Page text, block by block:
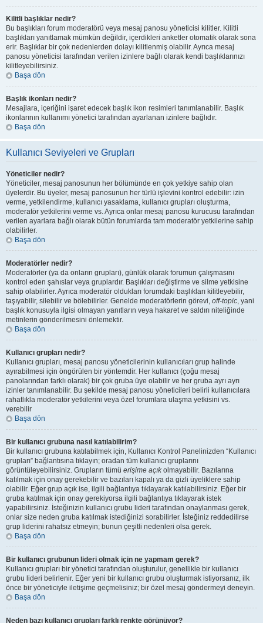
Kilitli başlıklar nedir?
Bu başlıkları forum moderatörü veya mesaj panosu yöneticisi kilitler. Kilitli
başlıkları yanıtlamak mümkün değildir, içerdikleri anketler otomatik olarak sona
erir. Başlıklar bir çok nedenlerden dolayı kilitlenmiş olabilir. Ayrıca mesaj
panosu yöneticisi tarafından verilen izinlere bağlı olarak kendi başlıklarınızı
kilitleyebilirsiniz.
Başa dön
Başlık ikonları nedir?
Mesajlara, içeriğini işaret edecek başlık ikon resimleri tanımlanabilir. Başlık
ikonlarının kullanımı yönetici tarafından ayarlanan izinlere bağlıdır.
Başa dön
Kullanıcı Seviyeleri ve Grupları
Yöneticiler nedir?
Yöneticiler, mesaj panosunun her bölümünde en çok yetkiye sahip olan
üyelerdir. Bu üyeler, mesaj panosunun her türlü işlevini kontrol edebilir: izin
verme, yetkilendirme, kullanıcı yasaklama, kullanıcı grupları oluşturma,
moderatör yetkilerini verme vs. Ayrıca onlar mesaj panosu kurucusu tarafından
verilen ayarlara bağlı olarak bütün forumlarda tam moderatör yetkilerine sahip
olabilirler.
Başa dön
Moderatörler nedir?
Moderatörler (ya da onların grupları), günlük olarak forumun çalışmasını
kontrol eden şahıslar veya gruplardır. Başlıkları değiştirme ve silme yetkisine
sahip olabilirler. Ayrıca moderatör oldukları forumdaki başlıkları kilitleyebilir,
taşıyabilir, silebilir ve bölebilirler. Genelde moderatörlerin görevi, off-topic, yani
başlık konusuyla ilgisi olmayan yanıtların veya hakaret ve saldırı niteliğinde
metinlerin gönderilmesini önlemektir.
Başa dön
Kullanıcı grupları nedir?
Kullanıcı grupları, mesaj panosu yöneticilerinin kullanıcıları grup halinde
ayırabilmesi için öngörülen bir yöntemdir. Her kullanıcı (çoğu mesaj
panolarından farklı olarak) bir çok gruba üye olabilir ve her gruba ayrı ayrı
izinler tanımlanabilir. Bu şekilde mesaj panosu yöneticileri belirli kullanıcılara
rahatlıkla moderatör yetkilerini veya özel forumlara ulaşma yetkisini vs.
verebilir
Başa dön
Bir kullanıcı grubuna nasıl katılabilirim?
Bir kullanıcı grubuna katılabilmek için, Kullanıcı Kontrol Panelinizden “Kullanıcı
grupları” bağlantısına tıklayın; oradan tüm kullanıcı gruplarını
görüntüleyebilirsiniz. Grupların tümü erişime açıkolmayabilir. Bazılarına
katılmak için onay gerekebilir ve bazıları kapalı ya da gizli üyeliklere sahip
olabilir. Eğer grup açık ise, ilgili bağlantıya tıklayarak katılabilirsiniz. Eğer bir
gruba katılmak için onay gerekiyorsa ilgili bağlantıya tıklayarak istek
yapabilirsiniz. İsteğinizin kullanıcı grubu lideri tarafından onaylanması gerek,
onlar size neden gruba katılmak istediğinizi sorabilirler. İsteğiniz reddedilirse
grup liderini rahatsız etmeyin; bunun çeşitli nedenleri olsa gerek.
Başa dön
Bir kullanıcı grubunun lideri olmak için ne yapmam gerek?
Kullanıcı grupları bir yönetici tarafından oluşturulur, genellikle bir kullanıcı
grubu lideri belirlenir. Eğer yeni bir kullanıcı grubu oluşturmak istiyorsanız, ilk
önce bir yöneticiyle iletişime geçmelisiniz; bir özel mesaj göndermeyi deneyin.
Başa dön
Neden bazı kullanıcı grupları farklı renkte görünüyor?